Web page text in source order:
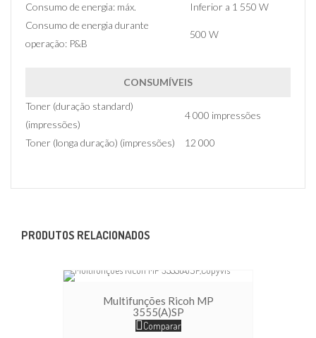
Consumo de energia: máx.
Inferior a 1 550 W
Consumo de energia durante
operação: P&B
500 W
CONSUMÍVEIS
Toner (duração standard)
(impressões)
4 000 impressões
Toner (longa duração) (impressões) 12 000
PRODUTOS RELACIONADOS
Multifunções Ricoh MP
3555(A)SP
Comparar